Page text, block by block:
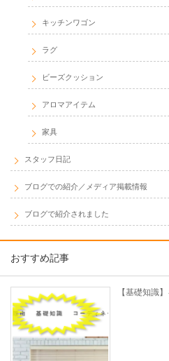
キッチンワゴン
ラグ
ビーズクッション
アロマアイテム
家具
スタッフ日記
ブログでの紹介／メディア掲載情報
ブログで紹介されました
おすすめ記事
【基礎知識